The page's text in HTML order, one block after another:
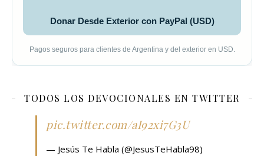
Donar Desde Exterior con PayPal (USD)
Pagos seguros para clientes de Argentina y del exterior en USD.
TODOS LOS DEVOCIONALES EN TWITTER
pic.twitter.com/aI92xi7G3U
— Jesús Te Habla (@JesusTeHabla98)